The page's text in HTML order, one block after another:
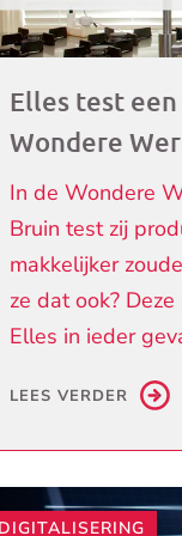
Elles test
Wondere
In de Wondere
Bruin test zij
makkelijker
ze dat ook?
Elles in ieder
LEES VERDER
DIGITALISERING